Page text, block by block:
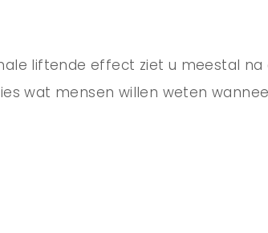
liftende effect ziet u meestal
wat mensen willen weten